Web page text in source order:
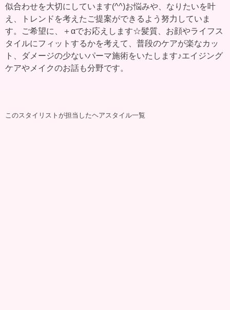
似合わせを大切にしています(^^)お悩みや、なりたいを叶
え、トレンドを考えたご提案ができるよう努力していま
す。ご希望に、＋αでお応えします☆髪質、お顔やライフス
タイルにフィットするかを考えて、普段のケアが楽なカッ
ト、ダメージの少ないパーマ施術をいたします♪エイジング
ケアやメイクのお話も分野です。
このスタイリストが担当したヘアスタイル一覧